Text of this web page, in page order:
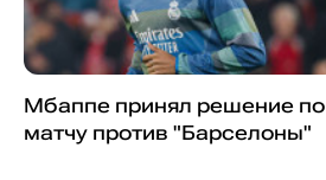
Мбаппе принял решение по
матчу против "Барселоны"